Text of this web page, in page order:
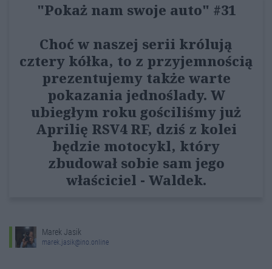
"Pokaż nam swoje auto" #31
Choć w naszej serii królują
cztery kółka, to z przyjemnością
prezentujemy także warte
pokazania jednoślady. W
ubiegłym roku gościliśmy już
Aprilię RSV4 RF, dziś z kolei
będzie motocykl, który
zbudował sobie sam jego
właściciel - Waldek.
Marek Jasik
marek.jasik@ino.online